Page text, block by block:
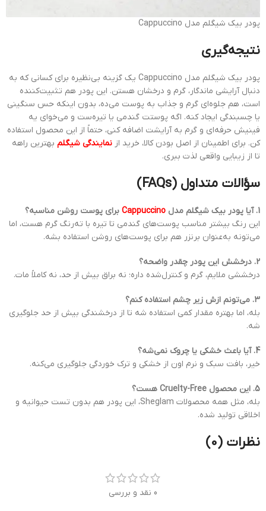
پودر بیک شیگلم مدل Cappuccino
نتیجه‌گیری
پودر بیک شیگلم مدل Cappuccino یک گزینه بی‌نظیره برای کسانی که به
دنبال آرایشی ماندگار، گرم و درخشان هستن. این پودر هم تثبیت‌کننده
است، هم جلوه‌ای گرم و جذاب به پوست می‌ده، بدون اینکه حس سنگینی
یا چسبندگی ایجاد کنه. اگه پوستت گندمی یا تیره‌ست و می‌خوای یه
فینیش حرفه‌ای و گرم به آرایشت اضافه کنی، حتماً از این محصول استفاده
کن. برای اطمینان از اصل بودن کالا، خرید از نمایندگی شیگلم بهترین راهه
تا از زیبایی واقعی لذت ببری.
سؤالات متداول (FAQs)
1. آیا پودر بیک شیگلم مدل Cappuccino برای پوست روشن مناسبه؟
این رنگ بیشتر مناسب پوست‌های گندمی تا تیره با ته‌رنگ گرم هست، اما
می‌تونه به‌عنوان برنزر هم برای پوست‌های روشن استفاده بشه.
2. درخشش این پودر چقدر واضحه؟
درخششی ملایم، گرم و کنترل‌شده داره؛ نه براق بیش از حد، نه کاملاً مات.
3. می‌تونم ازش زیر چشم استفاده کنم؟
بله، اما بهتره مقدار کمی استفاده شه تا از درخشندگی بیش از حد جلوگیری
شه.
4. آیا باعث خشکی یا چروک نمی‌شه؟
خیر، بافت سبک و نرم اون از خشکی و ترک خوردگی جلوگیری می‌کنه.
5. این محصول Cruelty-Free هست؟
بله، مثل همه محصولات Sheglam، این پودر هم بدون تست حیوانیه و
اخلاقی تولید شده.
نظرات (0)
0 نقد و بررسی